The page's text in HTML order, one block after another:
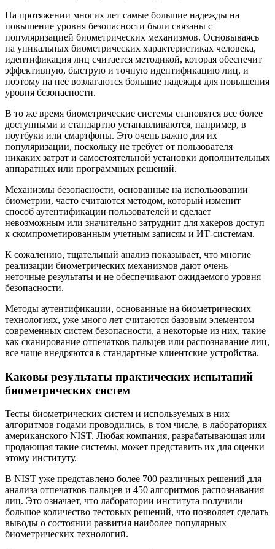
На протяжении многих лет самые большие надежды на
повышение уровня безопасности были связаны с
популяризацией биометрических механизмов. Основываясь
на уникальных биометрических характеристиках человека,
идентификация лиц считается методикой, которая обеспечит
эффективную, быструю и точную идентификацию лиц, и
поэтому на нее возлагаются большие надежды для повышения
уровня безопасности.
В то же время биометрические системы становятся все более
доступными и стандартно устанавливаются, например, в
ноутбуки или смартфоны. Это очень важно для их
популяризации, поскольку не требует от пользователя
никаких затрат и самостоятельной установки дополнительных
аппаратных или программных решений.
Механизмы безопасности, основанные на использовании
биометрии, часто считаются методом, который изменит
способ аутентификации пользователей и сделает
невозможным или значительно затруднит для хакеров доступ
к скомпрометированным учетным записям и ИТ-системам.
К сожалению, тщательный анализ показывает, что многие
реализации биометрических механизмов дают очень
неточные результаты и не обеспечивают ожидаемого уровня
безопасности.
Методы аутентификации, основанные на биометрических
технологиях, уже много лет считаются базовым элементом
современных систем безопасности, а некоторые из них, такие
как сканирование отпечатков пальцев или распознавание лиц,
все чаще внедряются в стандартные клиентские устройства.
Каковы результаты практических испытаний
биометрических систем
Тесты биометрических систем и используемых в них
алгоритмов годами проводились, в том числе, в лабораториях
американского NIST. Любая компания, разрабатывающая или
продающая такие системы, может представить их для оценки
этому институту.
В NIST уже представлено более 700 различных решений для
анализа отпечатков пальцев и 450 алгоритмов распознавания
лиц. Это означает, что лаборатории института получили
большое количество тестовых решений, что позволяет сделать
выводы о состоянии развития наиболее популярных
биометрических технологий.